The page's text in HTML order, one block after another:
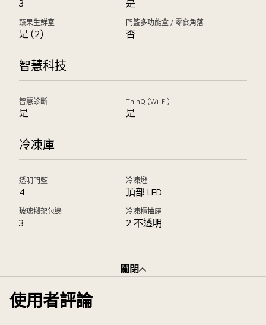
3 是
蔬果生鮮室
是 (2)
門籃多功能盒 / 零食角落
否
智慧科技
智慧診斷
是
ThinQ (Wi-Fi)
是
冷凍庫
透明門籃
4
冷凍燈
頂部 LED
玻璃擱架包邊
3
冷凍櫃抽屜
2 不透明
關閉
使用者評論